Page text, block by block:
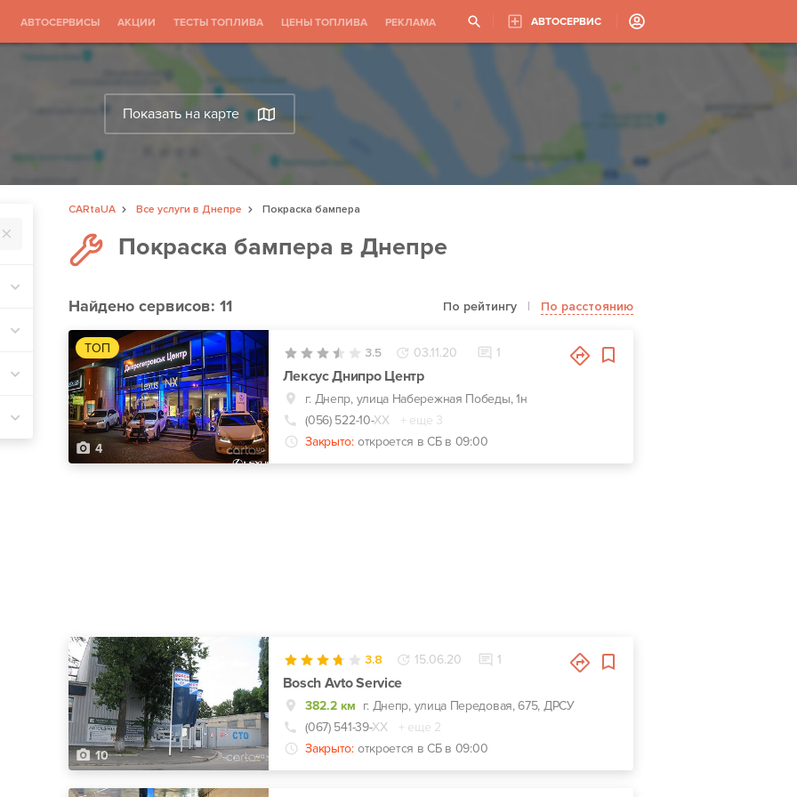
АВТОСЕРВИСЫ АКЦИИ ТЕСТЫ ТОПЛИВА ЦЕНЫ ТОПЛИВА РЕКЛАМА АВТОСЕРВИС
Показать на карте
CARtaUA Все услуги в Днепре
Покраска бампера
Покраска бампера в Днепре
Найденосервисов: 11 По рейтингу | По расстоянию
ТОП
4
3.5 03.11.20 1
Лексус Днипро Центр
г. Днепр, улица Набережная Победы, 1н
(056) 522-10-ХХ
+ еще 3
Закрыто: откроется в СБ в 09:00
10
3.8 15.06.20 1
Bosch Avto Service
382.2 км г. Днепр, улица Передовая, 675, ДРСУ
(067) 541-39-ХХ
+ еще 2
Закрыто: откроется в СБ в 09:00